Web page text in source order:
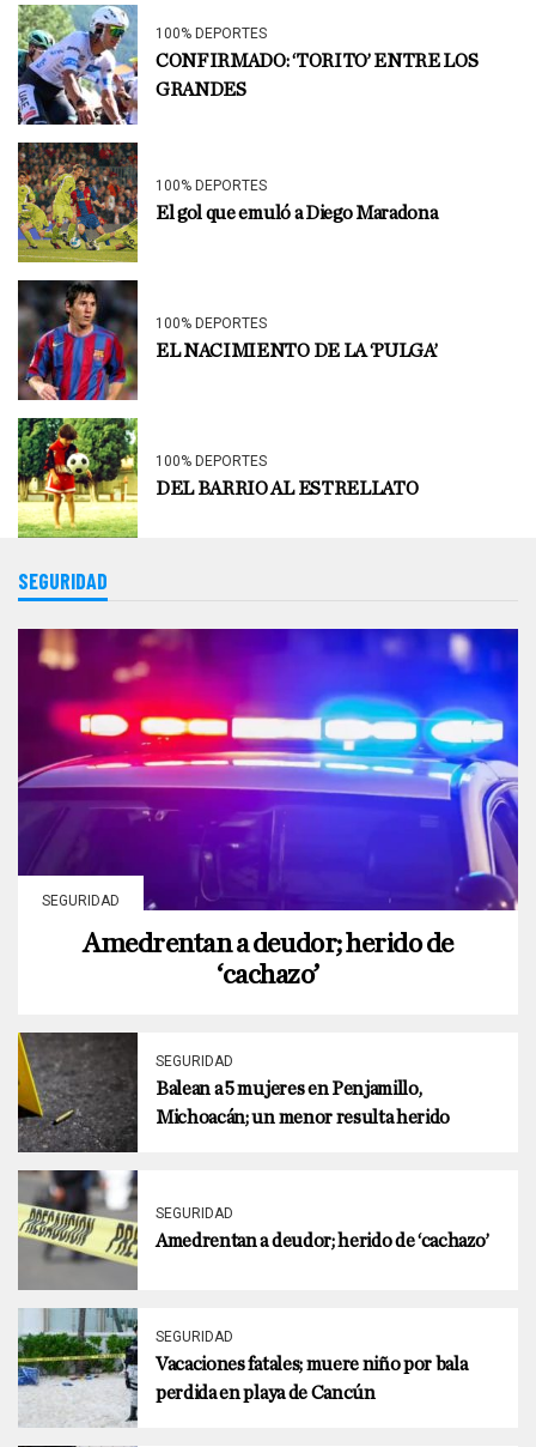
100% DEPORTES
CONFIRMADO: ‘TORITO’ ENTRE LOS
GRANDES
100% DEPORTES
El gol que emuló a Diego Maradona
100% DEPORTES
EL NACIMIENTO DE LA ‘PULGA’
100% DEPORTES
DEL BARRIO AL ESTRELLATO
SEGURIDAD
SEGURIDAD
Amedrentan a deudor; herido de
‘cachazo’
SEGURIDAD
Balean a 5 mujeres en Penjamillo,
Michoacán; un menor resulta herido
SEGURIDAD
Amedrentan a deudor; herido de ‘cachazo’
SEGURIDAD
Vacaciones fatales; muere niño por bala
perdida en playa de Cancún